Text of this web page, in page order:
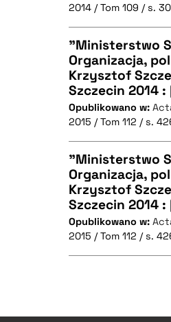
2014 / Tom 109 / s.
CZYSTY
BIBTEX
"Ministerstwo
Organizacja,
Krzysztof
Szczecin 2014
Opublikowano w:
2015 / Tom 112 / s.
CZYSTY
"Ministerstwo
Organizacja,
Krzysztof
Szczecin 2014
Opublikowano w:
2015 / Tom 112 / s.